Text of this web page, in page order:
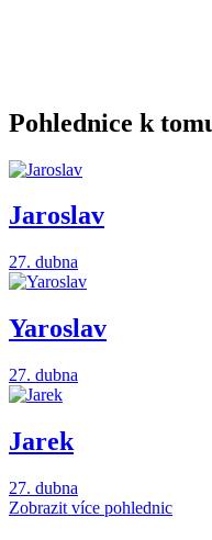
Pohlednice k
Jaroslav
27. dubna
Yaroslav
27. dubna
Jarek
27. dubna
Zobrazit více pohlednic